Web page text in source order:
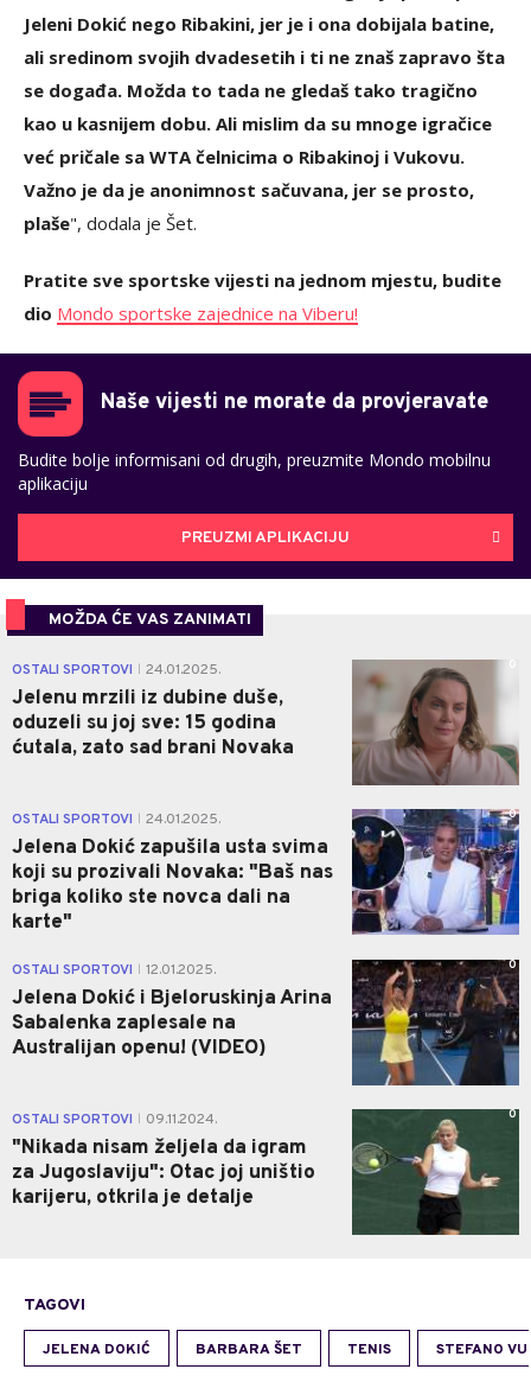
Jeleni Dokić nego Ribakini, jer je i ona dobijala batine,
ali sredinom svojih dvadesetih i ti ne znaš zapravo šta
se događa. Možda to tada ne gledaš tako tragično
kao u kasnijem dobu. Ali mislim da su mnoge igračice
već pričale sa WTA čelnicima o Ribakinoj i Vukovu.
Važno je da je anonimnost sačuvana, jer se prosto,
plaše", dodala je Šet.
Pratite sve sportske vijesti na jednom mjestu, budite
dio Mondo sportske zajednice na Viberu!
Naše vijesti ne morate da provjeravate
Budite bolje informisani od drugih, preuzmite Mondo mobilnu
aplikaciju
PREUZMI APLIKACIJU
MOŽDA ĆE VAS ZANIMATI
OSTALI SPORTOVI 24.01.2025.
Jelenu mrzili iz dubine duše,
oduzeli su joj sve: 15 godina
ćutala, zato sad brani Novaka
OSTALI SPORTOVI 24.01.2025.
Jelena Dokić zapušila usta svima
koji su prozivali Novaka: "Baš nas
briga koliko ste novca dali na
karte"
0
OSTALI SPORTOVI 12.01.2025.
Jelena Dokić i Bjeloruskinja Arina
Sabalenka zaplesale na
Australijan openu! (VIDEO)
0
OSTALI SPORTOVI 09.11.2024.
"Nikada nisam željela da igram
za Jugoslaviju": Otac joj uništio
karijeru, otkrila je detalje
0
TAGOVI
JELENA DOKIĆ BARBARA ŠET TENIS STEFANO